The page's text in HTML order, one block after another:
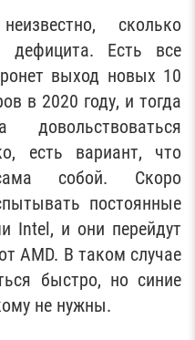
сколько
дефицита. Есть все
выход новых 10
в 2020 году, и тогда
есть вариант, что
собой. Скоро
постоянные
Intel, и они перейдут
AMD. В таком случае
быстро, но синие
не нужны.